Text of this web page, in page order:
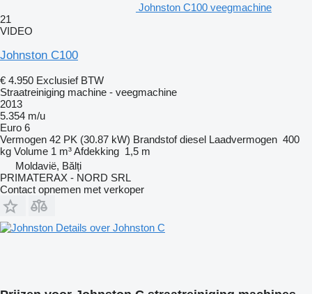
Johnston C100 veegmachine
21
VIDEO
Johnston C100
€ 4.950 Exclusief BTW
Straatreiniging machine - veegmachine
2013
5.354 m/u
Euro 6
Vermogen 42 PK (30.87 kW) Brandstof diesel Laadvermogen 400
kg Volume 1 m³Afdekking 1,5 m
Moldavië, Bălți
PRIMATERAX - NORD SRL
Contact opnemen met verkoper
Details over Johnston C